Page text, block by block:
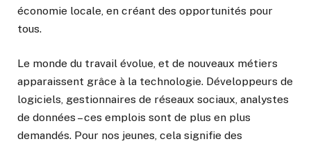
économie locale, en créant des opportunités pour
tous.
Le monde du travail évolue, et de nouveaux métiers
apparaissent grâce à la technologie. Développeurs de
logiciels, gestionnaires de réseaux sociaux, analystes
de données – ces emplois sont de plus en plus
demandés. Pour nos jeunes, cela signifie des